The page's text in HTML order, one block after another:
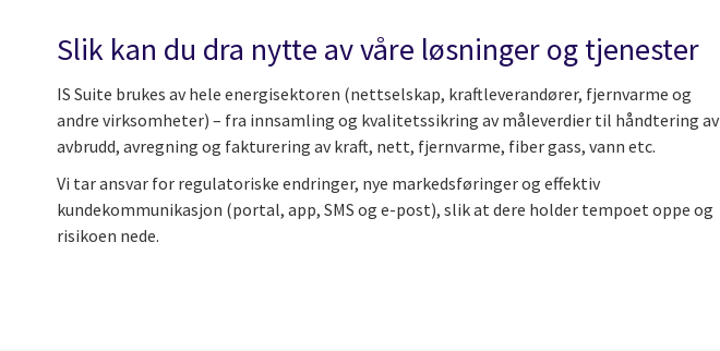
Slik kan du dra nytte av våre løsninger og tjenester
IS Suite brukes av hele energisektoren (nettselskap, kraftleverandører, fjernvarme og
andre virksomheter) – fra innsamling og kvalitetssikring av måleverdier til håndtering av
avbrudd, avregning og fakturering av kraft, nett, fjernvarme, fiber gass, vann etc.
Vi tar ansvar for regulatoriske endringer, nye markedsføringer og effektiv
kundekommunikasjon (portal, app, SMS og e-post), slik at dere holder tempoet oppe og
risikoen nede.